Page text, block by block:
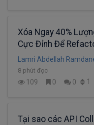
Xóa Ngay 40%
Cực Đỉnh Để
Lamri Abdellah
8 phút đọc
109 0 0 1
Tại sao các API